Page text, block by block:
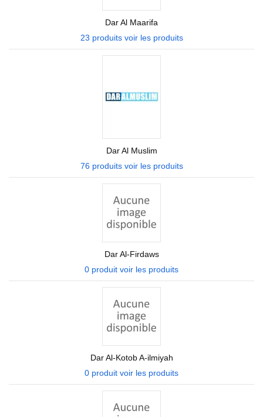
Dar Al Maarifa
23 produits voir les produits
Dar Al Muslim
76 produits voir les produits
Dar Al-Firdaws
0 produit voir les produits
Dar Al-Kotob A-ilmiyah
0 produit voir les produits